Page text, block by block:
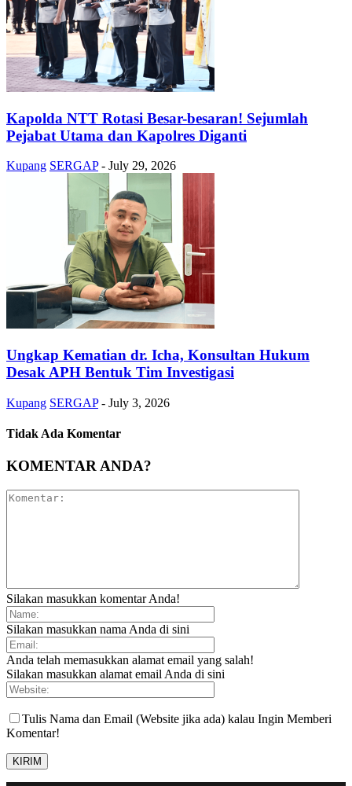
Kapolda NTT Rotasi Besar-besaran! Sejumlah
Pejabat Utama dan Kapolres Diganti
Kupang SERGAP - July 29, 2026
Ungkap Kematian dr. Icha, Konsultan Hukum
Desak APH Bentuk Tim Investigasi
Kupang SERGAP - July 3, 2026
Tidak Ada Komentar
KOMENTAR ANDA?
Silakan masukkan komentar Anda!
Silakan masukkan nama Anda di sini
Anda telah memasukkan alamat email yang salah!
Silakan masukkan alamat email Anda di sini
Tulis Nama dan Email (Website jika ada) kalau Ingin Memberi
Komentar!